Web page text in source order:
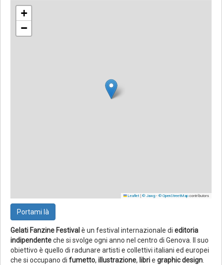
+
−
Leaflet | © Jawg - © OpenStreetMap contributors
Portami là
Gelati Fanzine Festival è un festival internazionale di editoria
indipendenteche si svolge ogni anno nel centro di Genova. Il suo
obiettivo è quello di radunare artisti e collettivi italiani ed europei
che si occupano di fumetto, illustrazione, librie graphic design.